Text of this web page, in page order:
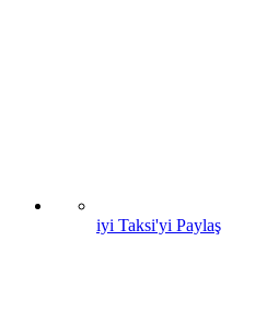
iyi Taksi'yi Paylaş